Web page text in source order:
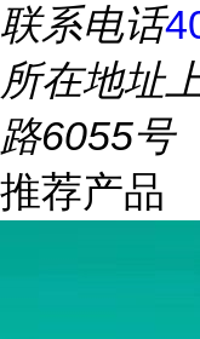
联系电话
所在地址
路6055号
推荐产品